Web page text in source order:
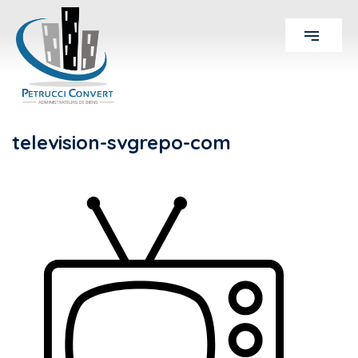
television-svgrepo-com